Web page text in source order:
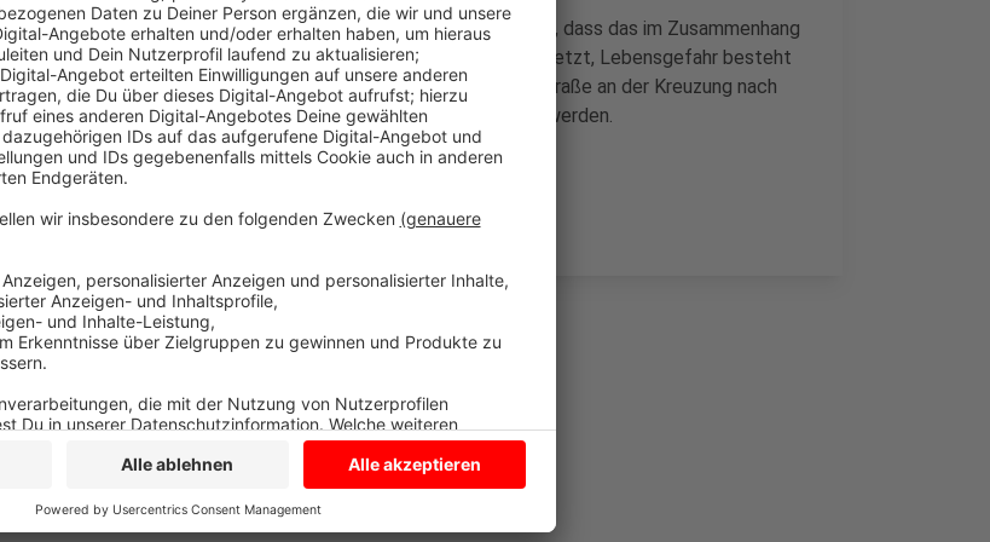
Der Radfahrer war stark betrunken gestürzt. Die Polizei vermutet, dass das im Zusammenhang
mit dem Schützenfest in Rorup steht. Der Radfahrer hat sich verletzt, Lebensgefahr besteht
aber nicht. Für den Einsatz des Hubschraubers musste die Landstraße an der Kreuzung nach
Darup und Lette bis kurz vorm Ortseingang nach Rorup gesperrt werden.
Anzeige